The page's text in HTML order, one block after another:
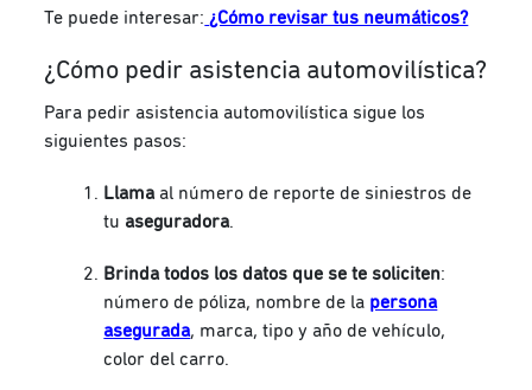
Te puede interesar: ¿Cómo revisar tus neumáticos?
¿Cómo pedir asistencia automovilística?
Para pedir asistencia automovilística sigue los
siguientes pasos:
Llama al número de reporte de siniestros de
tu aseguradora.
Brinda todos los datos que se te soliciten:
número de póliza, nombre de la persona
asegurada, marca, tipo y año de vehículo,
color del carro.